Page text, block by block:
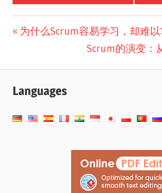
文Previous
为什么Scrum容易学习，却难以
Next
Scrum的演变：
Languages